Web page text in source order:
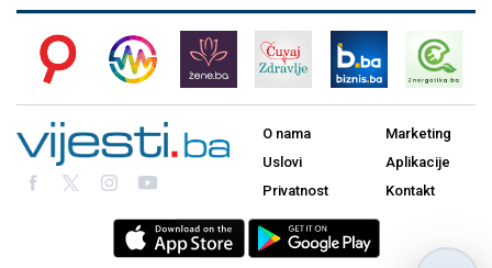
O nama
Uslovi
Privatnost
Marketing
Aplikacije
Kontakt